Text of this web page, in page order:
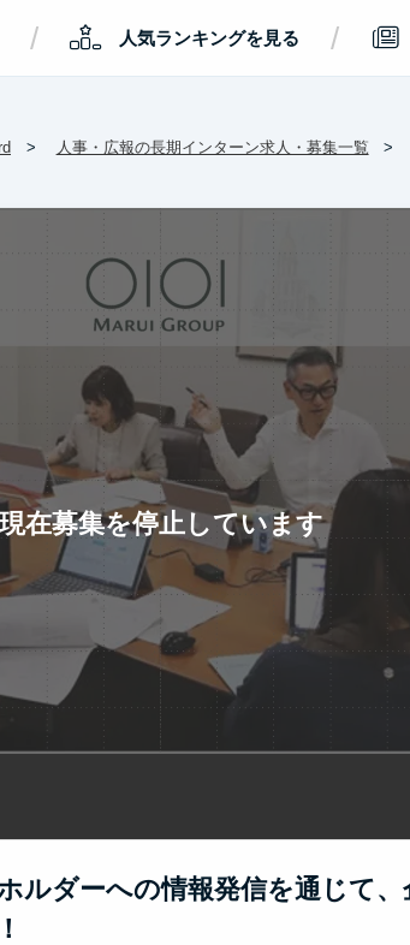
/ 人気ランキングを見る /
人事・広報の長期インターン求人・募集一覧
現在募集を停止しています
ルダーへの情報発信を通じて